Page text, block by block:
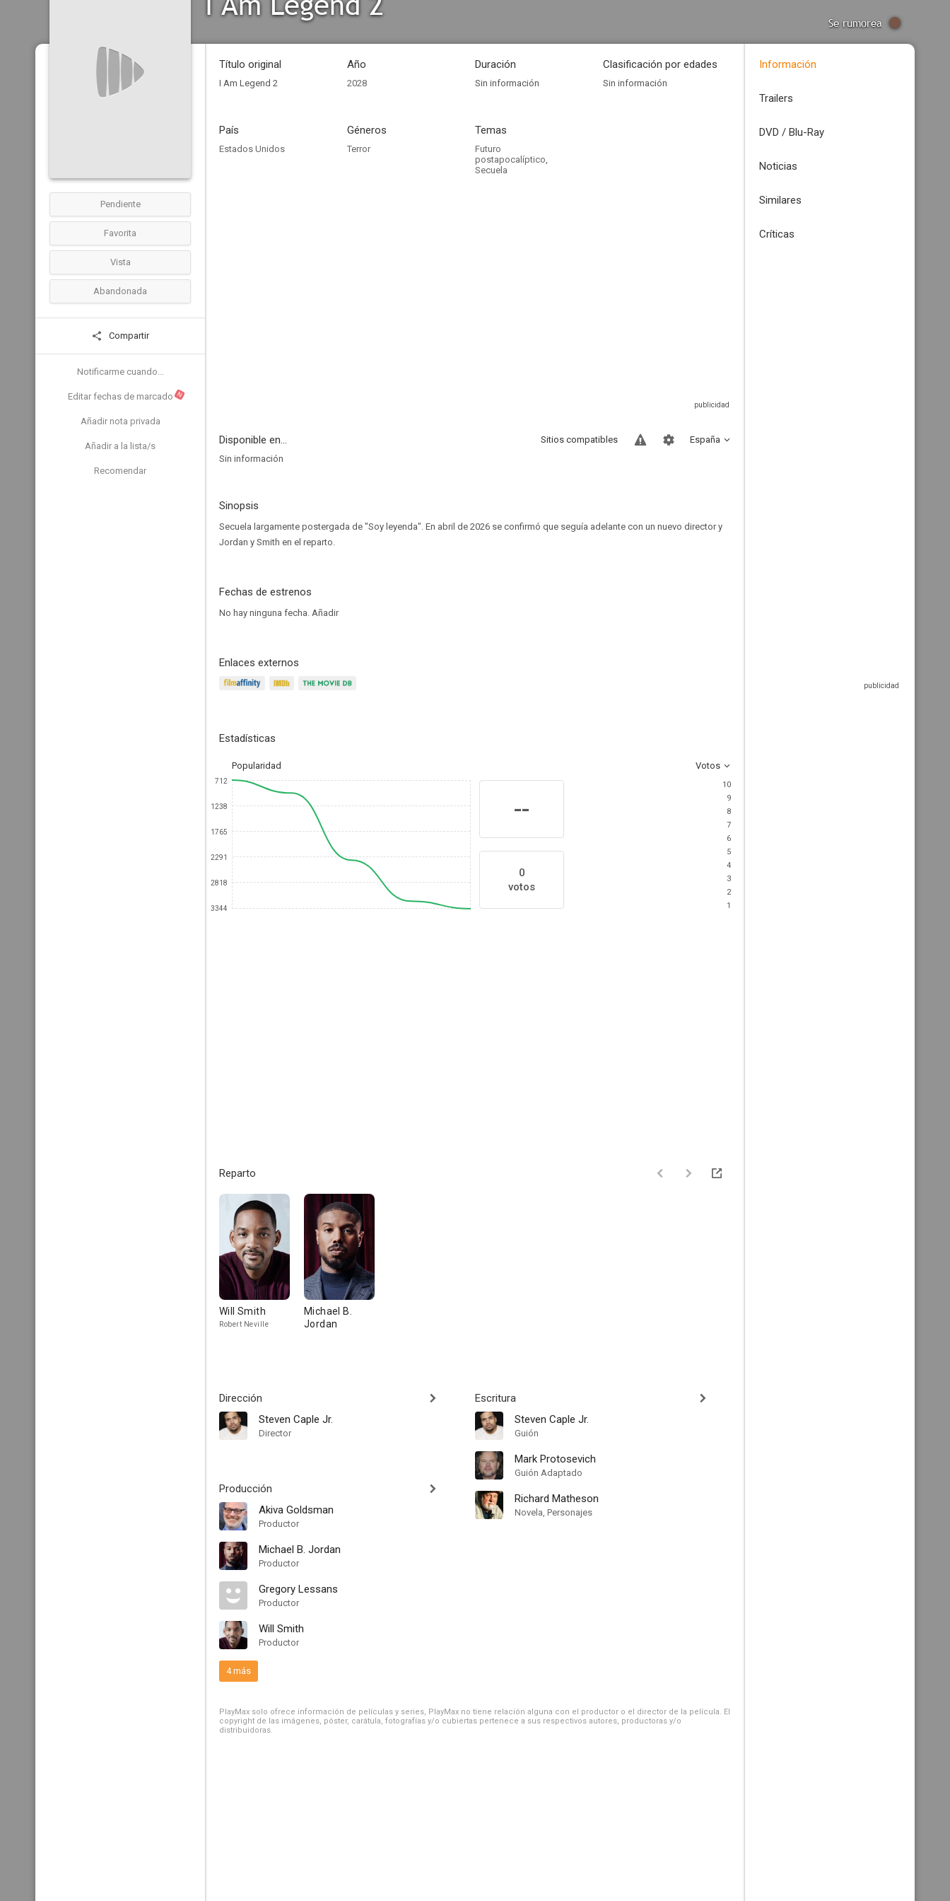
Se rumorea
Pendiente
Favorita
Vista
Abandonada
Compartir
Notificarme cuando...
Editar fechas de marcado N
Añadir nota privada
Añadir a la lista/s
Recomendar
Título original
I Am Legend 2
Año
2028
Duración
Sin información
Clasificación por edades
Sin información
País
Estados Unidos
Géneros
Terror
Temas
Futuro
postapocalíptico,
Secuela
Disponible en... España
Sitios compatibles
Sin información
Sinopsis
Secuela largamente postergada de "Soy leyenda". En abril de 2026 se confirmó que seguía adelante con un nuevo director y
Jordan y Smith en el reparto.
Fechas de estrenos
No hay ninguna fecha. Añadir
Enlaces externos
Estadísticas
Popularidad Votos
712
1238
1765
2291
2818
3344
--
0
votos
10
9
8
7
6
5
4
3
2
1
Reparto
Will Smith
Robert Neville
Michael B.
Jordan
Dirección
Steven Caple Jr.
Director
Producción
Akiva Goldsman
Productor
Michael B. Jordan
Productor
Gregory Lessans
Productor
Will Smith
Productor
4 más
Escritura
Steven Caple Jr.
Guión
Mark Protosevich
Guión Adaptado
Richard Matheson
Novela, Personajes
PlayMax solo ofrece información de películas y series, PlayMax no tiene relación alguna con el productor o el director de la película. El
copyright de las imágenes, póster, carátula, fotografías y/o cubiertas pertenece a sus respectivos autores, productoras y/o
distribuidoras.
Información
Trailers
DVD / Blu-Ray
Noticias
Similares
Críticas